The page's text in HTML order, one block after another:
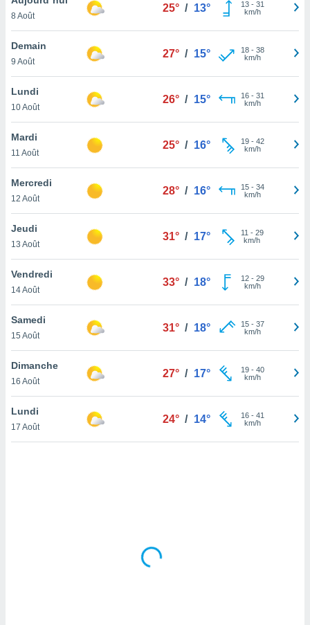
et
»,
au
vous
qu'ils
ou
le
ainsi
un
la
du
en
de
8 Août
25° / 13° 13- 31
km/h
Demain
9 Août
27° / 15° 18- 38
km/h
Lundi
10 Août
26° / 15° 16- 31
km/h
Mardi
11 Août
25° / 16° 19- 42
km/h
Mercredi
12 Août
28° / 16° 15- 34
km/h
Jeudi
13 Août
31° / 17° 11 - 29
km/h
Vendredi
14 Août
33° / 18° 12- 29
km/h
Samedi
15 Août
31° / 18° 15- 37
km/h
Dimanche
16 Août
27° / 17° 19- 40
km/h
Lundi
17 Août
24° / 14° 16- 41
km/h